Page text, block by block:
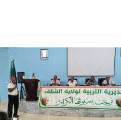
التصفيات النهائية
حفظ القرآن الكريم
النبوي الشريف
وهران يشدد على تسريع
إنجاز مشروع تهيئة محور